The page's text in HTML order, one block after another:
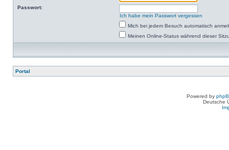
Passwort:
Ich habe mein Passwort vergessen
Mich bei jedem Besuch automatisch
Meinen Online-Status während dieser
Portal
Powered by
Deutsche